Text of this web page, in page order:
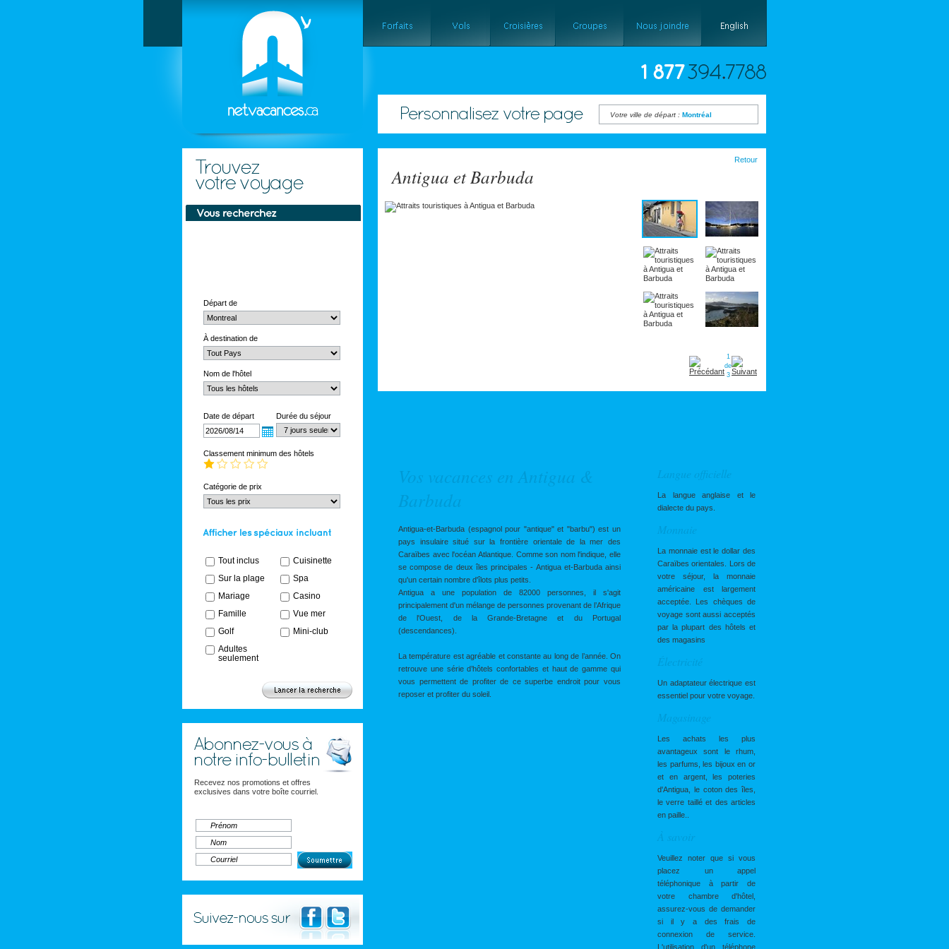
Votre ville de départ : Montréal
Départ de
À destination de
Nom de l'hôtel
Date de départ Durée du séjour
Classement minimum des hôtels
Catégorie de prix
Tout inclus
Cuisinette
Sur la plage
Spa
Mariage
Casino
Famille
Vue mer
Golf
Mini-club
Adultes
seulement
Recevez nos promotions et offres
exclusives dans votre boîte courriel.
Retour
Antigua et Barbuda
1
de
3
Vos vacances en Antigua &
Barbuda
Antigua-et-Barbuda (espagnol pour "antique" et "barbu") est un
pays insulaire situé sur la frontière orientale de la mer des
Caraïbes avec l'océan Atlantique. Comme son nom l'indique, elle
se compose de deux îles principales - Antigua et-Barbuda ainsi
qu'un certain nombre d'îlots plus petits.
Antigua a une population de 82000 personnes, il s'agit
principalement d'un mélange de personnes provenant de l’Afrique
de l'Ouest, de la Grande-Bretagne et du Portugal
(descendances).
La température est agréable et constante au long de l’année. On
retrouve une série d’hôtels confortables et haut de gamme qui
vous permettent de profiter de ce superbe endroit pour vous
reposer et profiter du soleil.
Langue officielle
La langue anglaise et le
dialecte du pays.
Monnaie
La monnaie est le dollar des
Caraïbes orientales. Lors de
votre séjour, la monnaie
américaine est largement
acceptée. Les chèques de
voyage sont aussi acceptés
par la plupart des hôtels et
des magasins
Électricité
Un adaptateur électrique est
essentiel pour votre voyage.
Magasinage
Les achats les plus
avantageux sont le rhum,
les parfums, les bijoux en or
et en argent, les poteries
d'Antigua, le coton des îles,
le verre taillé et des articles
en paille..
À savoir
Veuillez noter que si vous
placez un appel
téléphonique à partir de
votre chambre d'hôtel,
assurez-vous de demander
si il y a des frais de
connexion de service.
L'utilisation d'un téléphone